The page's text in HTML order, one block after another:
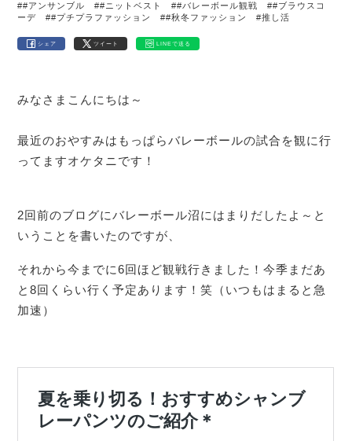
##アンサンブル ##ニットベスト ##バレーボール観戦
##ブラウスコ
ーデ
##プチプラファッション ##秋冬ファッション #推し活
シェア ツイート LINEで送る
みなさまこんにちは～
最近のおやすみはもっぱらバレーボールの試合を観に行
ってますオケタニです！
2回前のブログにバレーボール沼にはまりだしたよ～と
いうことを書いたのですが、
それから今までに6回ほど観戦行きました！今季まだあ
と8回くらい行く予定あります！笑（いつもはまると急
加速）